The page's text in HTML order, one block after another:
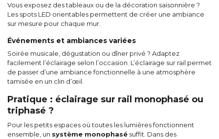
Vous exposez des tableaux ou de la décoration saisonnière ?
Les spots LED orientables permettent de créer une ambiance
sur mesure pour chaque mur.
Événements et ambiances variées
Soirée musicale, dégustation ou dîner privé ? Adaptez
facilement l’éclairage selon l’occasion. L’éclairage sur rail permet
de passer d’une ambiance fonctionnelle à une atmosphère
tamisée en un clin d’œil.
Pratique : éclairage sur rail monophasé ou
triphasé ?
Pour les petits espaces où toutes les lumières fonctionnent
ensemble, un système monophasé suffit. Dans des